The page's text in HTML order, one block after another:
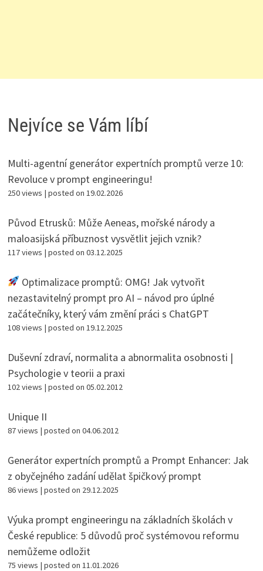
Nejvíce se Vám líbí
Multi-agentní generátor expertních promptů verze 10:
Revoluce v prompt engineeringu!
250 views | posted on 19.02.2026
Původ Etrusků: Může Aeneas, mořské národy a
maloasijská příbuznost vysvětlit jejich vznik?
117 views | posted on 03.12.2025
Optimalizace promptů: OMG! Jak vytvořit
nezastavitelný prompt pro AI – návod pro úplné
začátečníky, který vám změní práci s ChatGPT
108 views | posted on 19.12.2025
Duševní zdraví, normalita a abnormalita osobnosti |
Psychologie v teorii a praxi
102 views | posted on 05.02.2012
Unique II
87 views | posted on 04.06.2012
Generátor expertních promptů a Prompt Enhancer: Jak
z obyčejného zadání udělat špičkový prompt
86 views | posted on 29.12.2025
Výuka prompt engineeringu na základních školách v
České republice: 5 důvodů proč systémovou reformu
nemůžeme odložit
75 views | posted on 11.01.2026